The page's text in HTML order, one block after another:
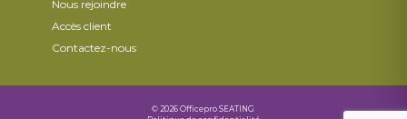
Nous rejoindre
Accès client
Contactez-nous
© 2026 Officepro SEATING